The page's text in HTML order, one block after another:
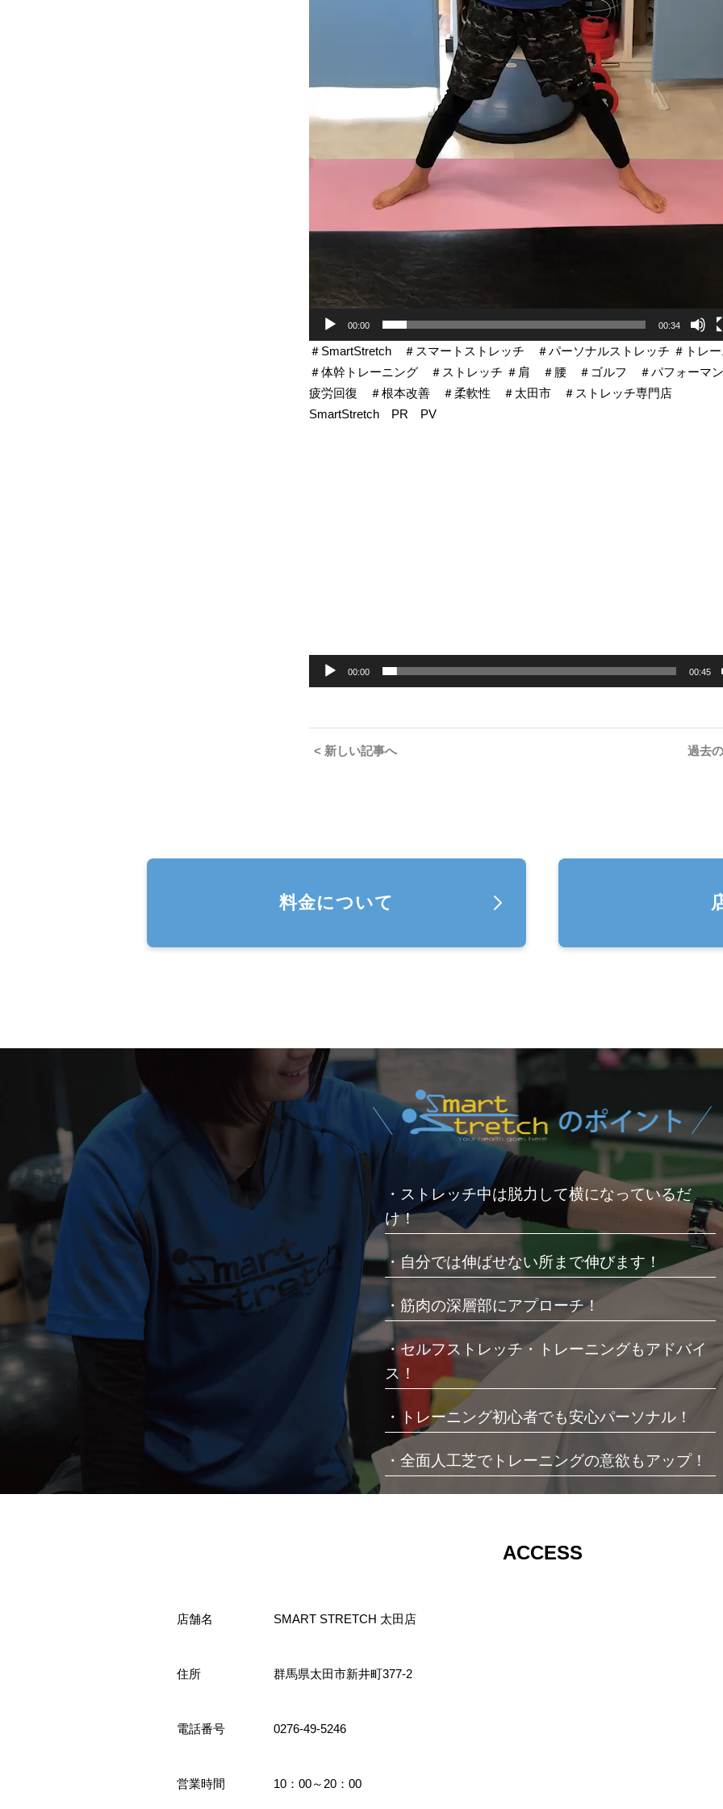
00:00 00:34
＃SmartStretch ＃スマートストレッチ ＃パーソナルストレッチ ＃トレ
＃体幹トレーニング ＃ストレッチ ＃肩 ＃腰 ＃ゴルフ ＃パフォーマ
疲労回復 ＃根本改善 ＃柔軟性 ＃太田市 ＃ストレッチ専門店
SmartStretch PR PV
00:00 00:45
< 新しい記事へ 過去
料金について
・ストレッチ中は脱力して横になっているだ
け！
・自分では伸ばせない所まで伸びます！
・筋肉の深層部にアプローチ！
・セルフストレッチ・トレーニングもアドバイ
ス！
・トレーニング初心者でも安心パーソナル！
・全面人工芝でトレーニングの意欲もアップ！
ACCESS
店舗名 SMART STRETCH 太田店
住所 群馬県太田市新井町377-2
電話番号 0276-49-5246
営業時間 10：00～20：00